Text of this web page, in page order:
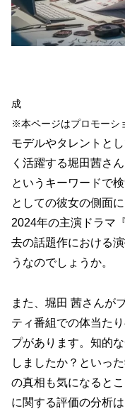
↑イメージ
成
※本ページはプロモーシ
モデルやタレントと
く活躍する堀田茜さ
というキーワードで
としての彼女の側面
2024年の主演ドラマ
去の話題作における
うなのでしょうか。
また、堀田 茜さんが
ティ番組での体当た
プがあります。知的
しましたか？といっ
の真相も気になると
に関する評価の分析